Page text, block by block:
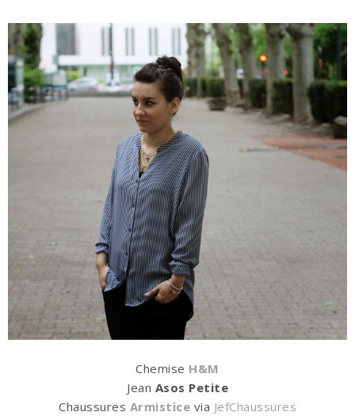
Chemise H&M
Jean Asos Petite
Chaussures Armistice via JefChaussures